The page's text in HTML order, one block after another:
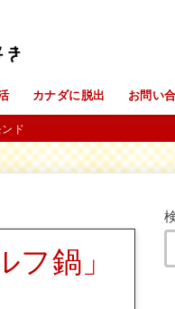
カナダに脱出 お問い
ド
鍋」